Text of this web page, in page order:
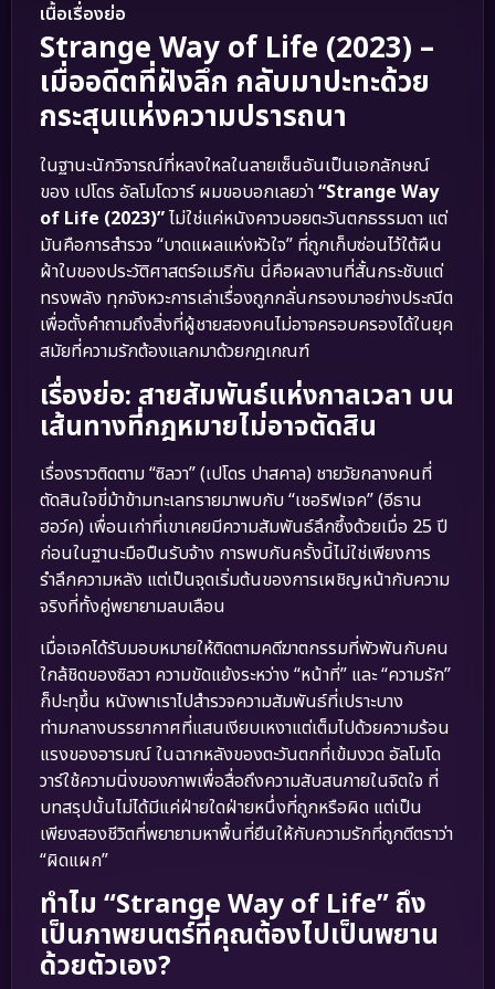
เนื้อเรื่องย่อ
Strange Way of Life (2023) –
เมื่ออดีตที่ฝังลึก กลับมาปะทะด้วย
กระสุนแห่งความปรารถนา
ในฐานะนักวิจารณ์ที่หลงใหลในลายเซ็นอันเป็นเอกลักษณ์
ของ เปโดร อัลโมโดวาร์ ผมขอบอกเลยว่า“Strange Way
of Life (2023)”ไม่ใช่แค่หนังคาวบอยตะวันตกธรรมดา แต่
มันคือการสำรวจ “บาดแผลแห่งหัวใจ” ที่ถูกเก็บซ่อนไว้ใต้ผืน
ผ้าใบของประวัติศาสตร์อเมริกัน นี่คือผลงานที่สั้นกระชับแต่
ทรงพลัง ทุกจังหวะการเล่าเรื่องถูกกลั่นกรองมาอย่างประณีต
เพื่อตั้งคำถามถึงสิ่งที่ผู้ชายสองคนไม่อาจครอบครองได้ในยุค
สมัยที่ความรักต้องแลกมาด้วยกฎเกณฑ์
เรื่องย่อ: สายสัมพันธ์แห่งกาลเวลา บน
เส้นทางที่กฎหมายไม่อาจตัดสิน
เรื่องราวติดตาม “ซิลวา” (เปโดร ปาสคาล) ชายวัยกลางคนที่
ตัดสินใจขี่ม้าข้ามทะเลทรายมาพบกับ “เชอริฟเจค” (อีธาน
ฮอว์ค) เพื่อนเก่าที่เขาเคยมีความสัมพันธ์ลึกซึ้งด้วยเมื่อ 25 ปี
ก่อนในฐานะมือปืนรับจ้าง การพบกันครั้งนี้ไม่ใช่เพียงการ
รำลึกความหลัง แต่เป็นจุดเริ่มต้นของการเผชิญหน้ากับความ
จริงที่ทั้งคู่พยายามลบเลือน
เมื่อเจคได้รับมอบหมายให้ติดตามคดีฆาตกรรมที่พัวพันกับคน
ใกล้ชิดของซิลวา ความขัดแย้งระหว่าง “หน้าที่” และ “ความรัก”
ก็ปะทุขึ้น หนังพาเราไปสำรวจความสัมพันธ์ที่เปราะบาง
ท่ามกลางบรรยากาศที่แสนเงียบเหงาแต่เต็มไปด้วยความร้อน
แรงของอารมณ์ ในฉากหลังของตะวันตกที่เข้มงวด อัลโมโด
วาร์ใช้ความนิ่งของภาพเพื่อสื่อถึงความสับสนภายในจิตใจ ที่
บทสรุปนั้นไม่ได้มีแค่ฝ่ายใดฝ่ายหนึ่งที่ถูกหรือผิด แต่เป็น
เพียงสองชีวิตที่พยายามหาพื้นที่ยืนให้กับความรักที่ถูกตีตราว่า
“ผิดแผก”
ทำไม “Strange Way of Life” ถึง
เป็นภาพยนตร์ที่คุณต้องไปเป็นพยาน
ด้วยตัวเอง?